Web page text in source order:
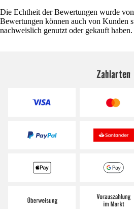
Die Echtheit der Bewertungen wurde
Bewertungen können auch von Kunden
nachweislich genutzt oder gekauft haben.
Zahlarten